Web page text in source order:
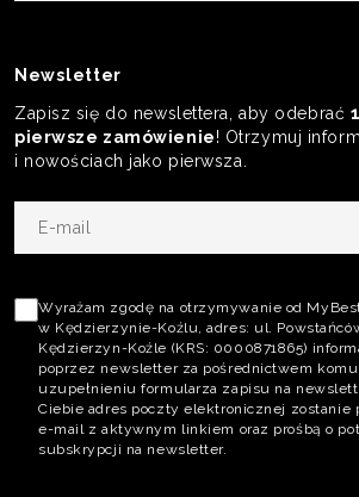
Newsletter
Zapisz się do newslettera, aby odebrać
pierwsze zamówienie! Otrzymuj
i nowościach jako pierwsza.
mail
polityki
prywatności
Wyrażam zgodę na otrzymywanie od
w Kędzierzynie-Koźlu, adres: ul.
Kędzierzyn-Koźle (KRS: 0000871865)
poprzez newsletter za pośrednictwem
uzupełnieniu formularza zapisu na
Ciebie adres poczty elektronicznej zostanie
e-mail z aktywnym linkiem oraz prośbą o
subskrypcji na newsletter.